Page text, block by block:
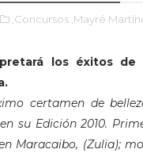
,Concursos ,Mayré
los éxitos
certamen de
su Edición 2010.
Maracaibo, (Zulia);